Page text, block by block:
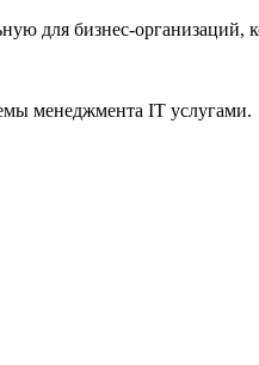
для бизнес-организаций,
менеджмента IT услугами.